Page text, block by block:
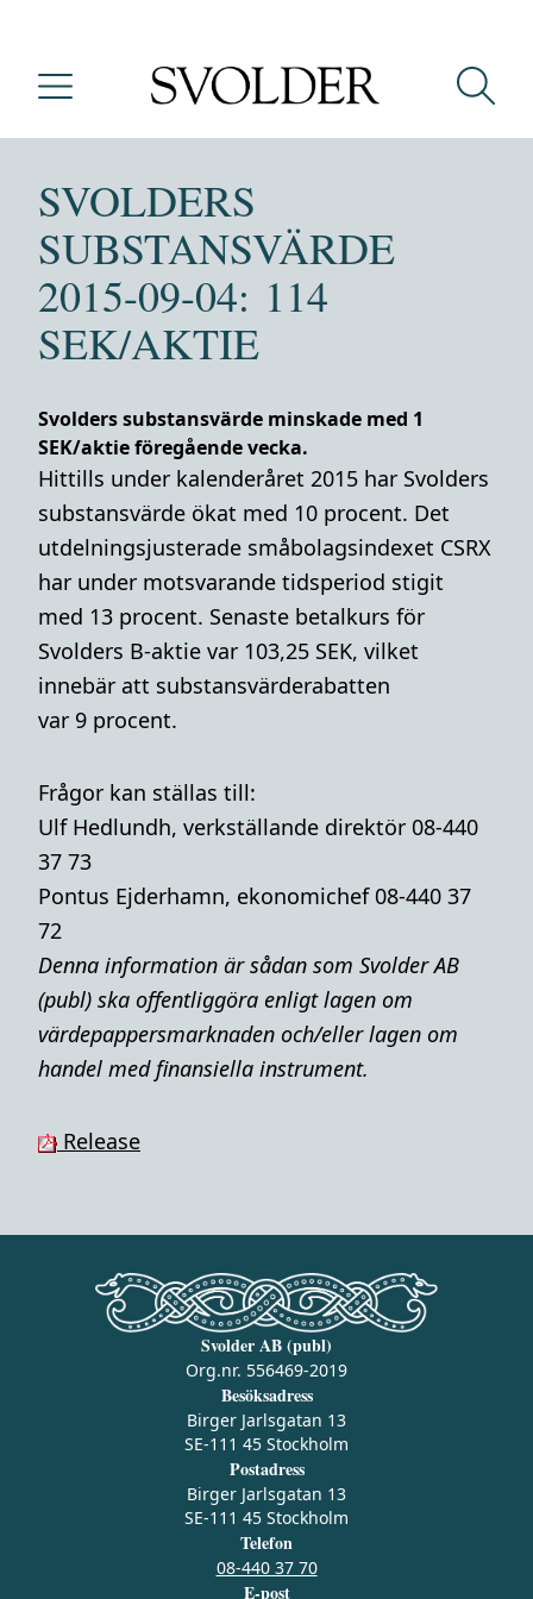
SVOLDERS
SUBSTANSVÄRDE
2015-09-04: 114
SEK/AKTIE
Svolders substansvärde minskade med 1
SEK/aktie föregående vecka.
Hittills under kalenderåret 2015 har Svolders
substansvärde ökat med 10 procent. Det
utdelningsjusterade småbolagsindexet CSRX
har under motsvarande tidsperiod stigit
med 13 procent. Senaste betalkurs för
Svolders B-aktie var 103,25 SEK, vilket
innebär att substansvärderabatten
var 9 procent.
Frågor kan ställas till:
Ulf Hedlundh, verkställande direktör 08-440
37 73
Pontus Ejderhamn, ekonomichef 08-440 37
72
Denna information är sådan som Svolder AB
(publ) ska offentliggöra enligt lagen om
värdepappersmarknaden och/eller lagen om
handel med finansiella instrument.
Release
Svolder AB (publ)
Org.nr. 556469-2019
Besöksadress
Birger Jarlsgatan 13
SE-111 45 Stockholm
Postadress
Birger Jarlsgatan 13
SE-111 45 Stockholm
Telefon
08-440 37 70
E-post